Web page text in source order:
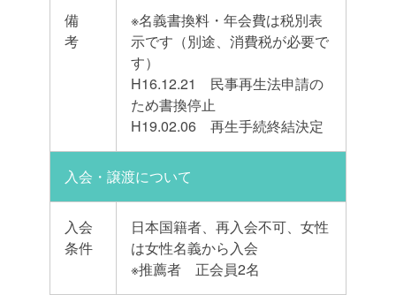
備
考
※名義書換料・年会費は税別表
示です（別途、消費税が必要で
す）
H16.12.21 民事再生法申請の
ため書換停止
H19.02.06 再生手続終結決定
入会・譲渡について
入会
条件
日本国籍者、再入会不可、女性
は女性名義から入会
※推薦者 正会員2名